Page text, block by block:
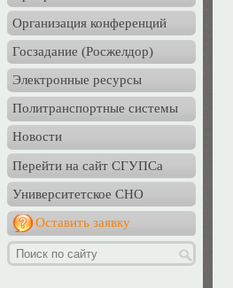
Организация конференций
Госзадание (Росжелдор)
Электронные ресурсы
Политранспортные системы
Новости
Перейти на сайт СГУПСа
Университетское СНО
Оставить заявку